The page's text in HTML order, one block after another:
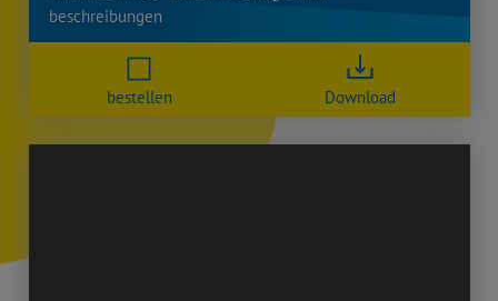
beschreibungen
bestellen Download